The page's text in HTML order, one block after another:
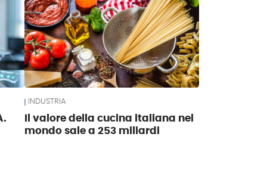
INDUSTRIA
Il valore della cucina italiana nel
mondo sale a 253 miliardi